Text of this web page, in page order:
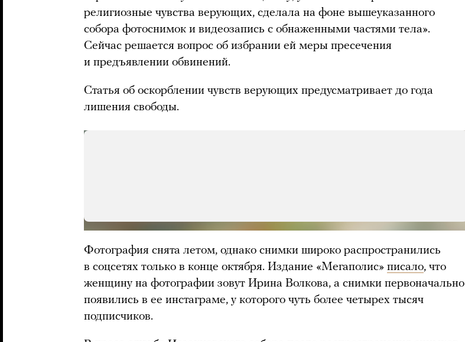
религиозные чувства верующих, сделала на фоне вышеуказанного
собора фотоснимок и видеозапись с обнаженными частями тела».
Сейчас решается вопрос об избрании ей меры пресечения
и предъявлении обвинений.
Статья об оскорблении чувств верующих предусматривает до года
лишения свободы.
Фотография снята летом, однако снимки широко распространились
в соцсетях только в конце октября. Издание «Мегаполис» писало, что
женщину на фотографии зовут Ирина Волкова, а снимки первоначально
появились в ее инстаграме, у которого чуть более четырех тысяч
подписчиков.